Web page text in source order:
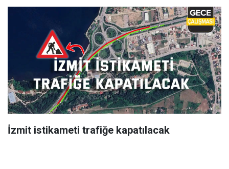
İzmit istikameti trafiğe kapatılacak